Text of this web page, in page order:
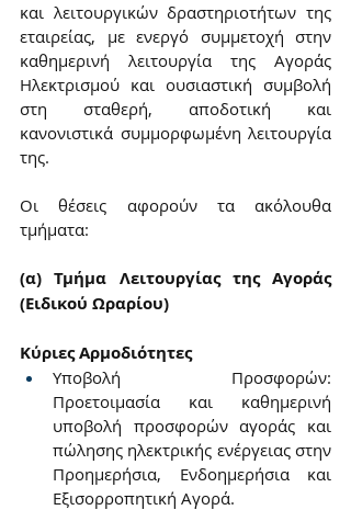
και λειτουργικών δραστηριοτήτων της
εταιρείας, με ενεργό συμμετοχή στην
καθημερινή λειτουργία της Αγοράς
Ηλεκτρισμού και ουσιαστική συμβολή
στη σταθερή, αποδοτική και
κανονιστικά συμμορφωμένη λειτουργία
της.
Οι θέσεις αφορούν τα ακόλουθα
τμήματα:
(α) Τμήμα Λειτουργίας της Αγοράς
(Ειδικού Ωραρίου)
Κύριες Αρμοδιότητες
Υποβολή Προσφορών:
Προετοιμασία και καθημερινή
υποβολή προσφορών αγοράς και
πώλησης ηλεκτρικής ενέργειας στην
Προημερήσια, Ενδοημερήσια και
Εξισορροπητική Αγορά.